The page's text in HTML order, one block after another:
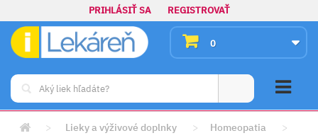
PRIHLÁSIŤ SA REGISTROVAŤ
0
> Lieky a výživové doplnky > Homeopatia
>